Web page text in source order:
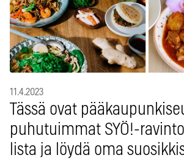
11.4.2023
Tässä ovat
puhutuimmat SYÖ!-
lista ja löydä oma